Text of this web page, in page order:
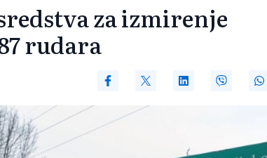
za izmirenje
rudara